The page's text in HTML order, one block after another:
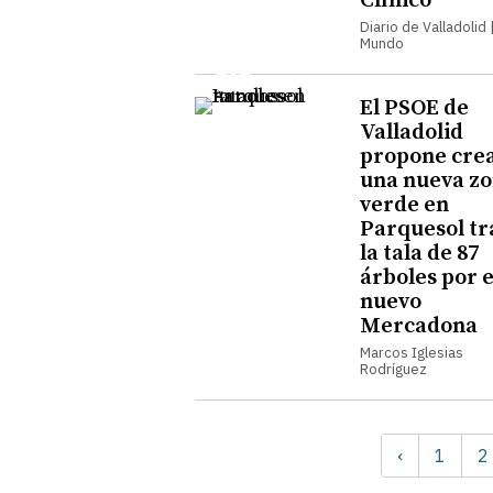
Diario de Valladolid
Mundo
El PSOE de
Valladolid
propone
una nueva
verde en
Parquesol
la tala de 87
árboles por
nuevo
Mercadona
Marcos Iglesias
Rodríguez
‹ 1 2